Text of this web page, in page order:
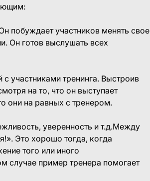
побуждает участников менять свое
Он готов выслушать всех
участниками тренинга. Выстроив
на то, что он выступает
они на равных с тренером.
уверенность и т.д.Между
Это хорошо тогда, когда
того или иного
случае пример тренера помогает